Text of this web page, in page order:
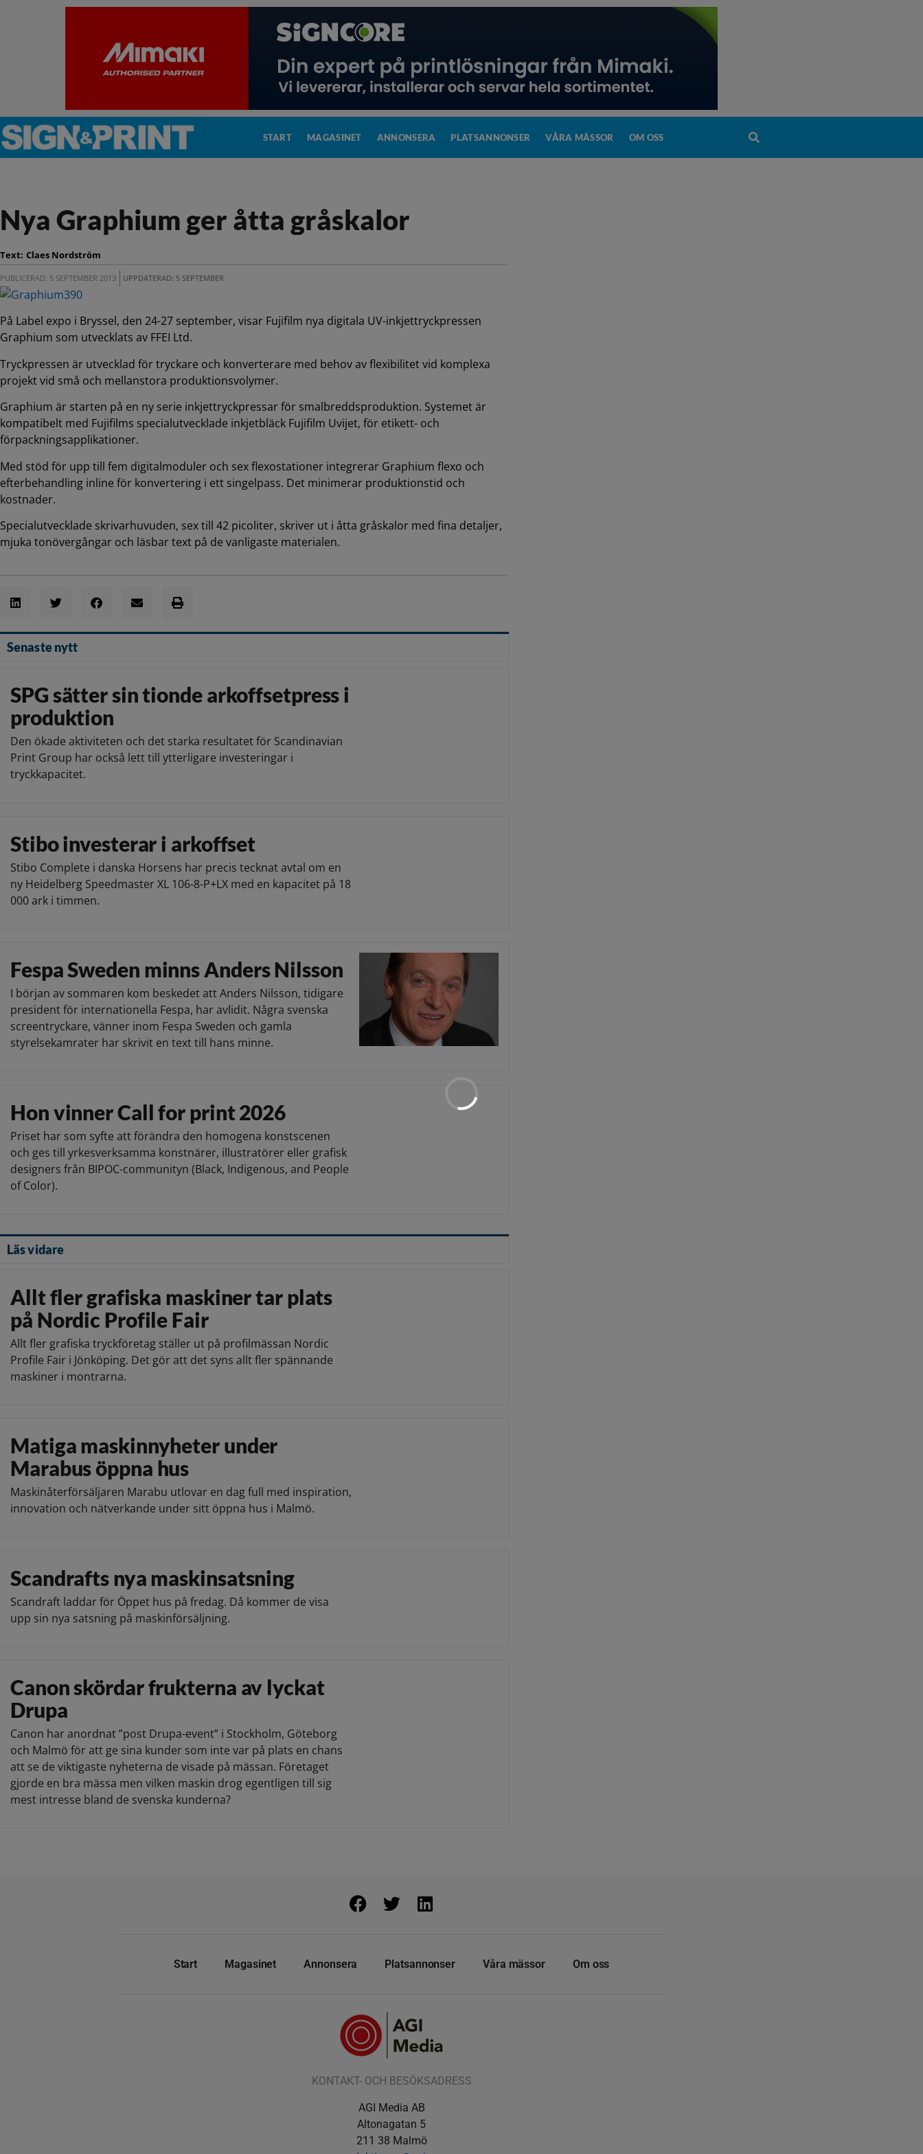
START MAGASINET ANNONSERA PLATSANNONSER VÅRA MÄSSOR OM OSS
Nya Graphium ger åtta gråskalor
Text: Claes Nordström
PUBLICERAD: 5 SEPTEMBER 2013 UPPDATERAD: 5 SEPTEMBER
På Label expo i Bryssel, den 24-27 september, visar Fujifilm nya digitala UV-inkjettryckpressen
Graphium som utvecklats av FFEI Ltd.
Tryckpressen är utvecklad för tryckare och konverterare med behov av flexibilitet vid komplexa
projekt vid små och mellanstora produktionsvolymer.
Graphium är starten på en ny serie inkjettryckpressar för smalbreddsproduktion. Systemet är
kompatibelt med Fujifilms specialutvecklade inkjetbläck Fujifilm Uvijet, för etikett- och
förpackningsapplikationer.
Med stöd för upp till fem digitalmoduler och sex flexostationer integrerar Graphium flexo och
efterbehandling inline för konvertering i ett singelpass. Det minimerar produktionstid och
kostnader.
Specialutvecklade skrivarhuvuden, sex till 42 picoliter, skriver ut i åtta gråskalor med fina detaljer,
mjuka tonövergångar och läsbar text på de vanligaste materialen.
Senaste nytt
SPG sätter sin tionde arkoffsetpress i
produktion
Den ökade aktiviteten och det starka resultatet för Scandinavian
Print Group har också lett till ytterligare investeringar i
tryckkapacitet.
Stibo investerar i arkoffset
Stibo Complete i danska Horsens har precis tecknat avtal om en
ny Heidelberg Speedmaster XL 106-8-P+LX med en kapacitet på 18
000 ark i timmen.
Fespa Sweden minns Anders Nilsson
I början av sommaren kom beskedet att Anders Nilsson, tidigare
president för internationella Fespa, har avlidit. Några svenska
screentryckare, vänner inom Fespa Sweden och gamla
styrelsekamrater har skrivit en text till hans minne.
Hon vinner Call for print 2026
Priset har som syfte att förändra den homogena konstscenen
och ges till yrkesverksamma konstnärer, illustratörer eller grafisk
designers från BIPOC-communityn (Black, Indigenous, and People
of Color).
Läs vidare
Allt fler grafiska maskiner tar plats
på Nordic Profile Fair
Allt fler grafiska tryckföretag ställer ut på profilmässan Nordic
Profile Fair i Jönköping. Det gör att det syns allt fler spännande
maskiner i montrarna.
Matiga maskinnyheter under
Marabus öppna hus
Maskinåterförsäljaren Marabu utlovar en dag full med inspiration,
innovation och nätverkande under sitt öppna hus i Malmö.
Scandrafts nya maskinsatsning
Scandraft laddar för Öppet hus på fredag. Då kommer de visa
upp sin nya satsning på maskinförsäljning.
Canon skördar frukterna av lyckat
Drupa
Canon har anordnat ”post Drupa-event” i Stockholm, Göteborg
och Malmö för att ge sina kunder som inte var på plats en chans
att se de viktigaste nyheterna de visade på mässan. Företaget
gjorde en bra mässa men vilken maskin drog egentligen till sig
mest intresse bland de svenska kunderna?
Start Magasinet Annonsera Platsannonser Våra mässor Om oss
KONTAKT- OCH BESÖKSADRESS
AGI Media AB
Altonagatan 5
211 38 Malmö